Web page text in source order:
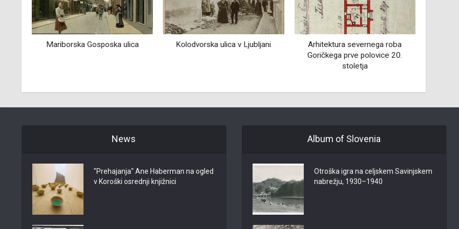
Kolodvorska ulica v Ljubljani
Arhitektura severnega roba
Mariborske Benetke
News
"Prehajanja" Ane Haberman na ogled
v Koroški osrednji knjižnici
Album of Slovenia
Otroška igra na celjskem Savinjskem
nabrežju, 1930–1940